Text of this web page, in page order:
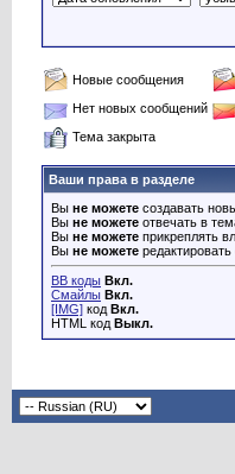
Новые сообщения
Нет новых сообщений
Тема закрыта
Ваши права в разделе
Вы не можете создавать
Вы не можете отвечать в
Вы не можете прикреплять
Вы не можете
BB коды Вкл.
Смайлы Вкл.
[IMG] код Вкл.
HTML код Выкл.